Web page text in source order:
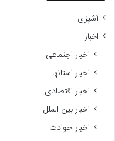
انظار
عمومی
ظاهر
آشپزی
اخبار
اخبار اجتماعی
اخبار استانها
اخبار اقتصادی
اخبار بین الملل
اخبار حوادث